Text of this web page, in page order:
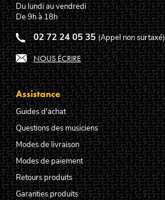
Du lundi au vendredi
De 9h à 18h
02 72 24 05 35 (Appel non surtaxé)
NOUS ÉCRIRE
Assistance
Guides d'achat
Questions des musiciens
Modes de livraison
Modes de paiement
Retours produits
Garanties produits